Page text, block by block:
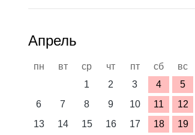
Апрель
пн вт ср чт пт сб
вс
1
2 3 4
5
6
7 8 9 10 11
12
13
14 15 16 17 18
19